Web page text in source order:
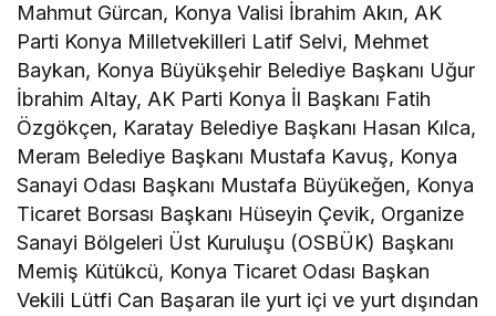
Mahmut Gürcan, Konya Valisi İbrahim Akın, AK
Parti Konya Milletvekilleri Latif Selvi, Mehmet
Baykan, Konya Büyükşehir Belediye Başkanı Uğur
İbrahim Altay, AK Parti Konya İl Başkanı Fatih
Özgökçen, Karatay Belediye Başkanı Hasan Kılca,
Meram Belediye Başkanı Mustafa Kavuş, Konya
Sanayi Odası Başkanı Mustafa Büyükeğen, Konya
Ticaret Borsası Başkanı Hüseyin Çevik, Organize
Sanayi Bölgeleri Üst Kuruluşu (OSBÜK) Başkanı
Memiş Kütükcü, Konya Ticaret Odası Başkan
Vekili Lütfi Can Başaran ile yurt içi ve yurt dışından